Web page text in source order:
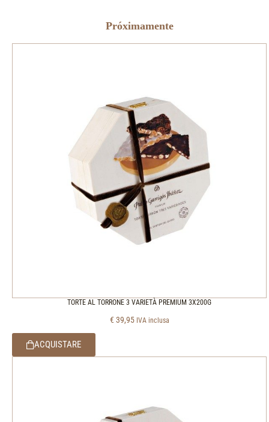
Próximamente
TORTE AL TORRONE 3 VARIETÀ PREMIUM 3X200G
€ 39,95 IVA inclusa
ACQUISTARE